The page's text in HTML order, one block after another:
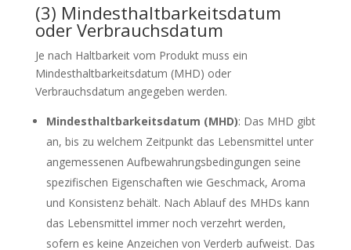
(3) Mindesthaltbarkeitsdatum
oder Verbrauchsdatum
Je nach Haltbarkeit vom Produkt muss ein
Mindesthaltbarkeitsdatum (MHD) oder
Verbrauchsdatum angegeben werden.
Mindesthaltbarkeitsdatum (MHD): Das MHD gibt
an, bis zu welchem Zeitpunkt das Lebensmittel unter
angemessenen Aufbewahrungsbedingungen seine
spezifischen Eigenschaften wie Geschmack, Aroma
und Konsistenz behält. Nach Ablauf des MHDs kann
das Lebensmittel immer noch verzehrt werden,
sofern es keine Anzeichen von Verderb aufweist. Das